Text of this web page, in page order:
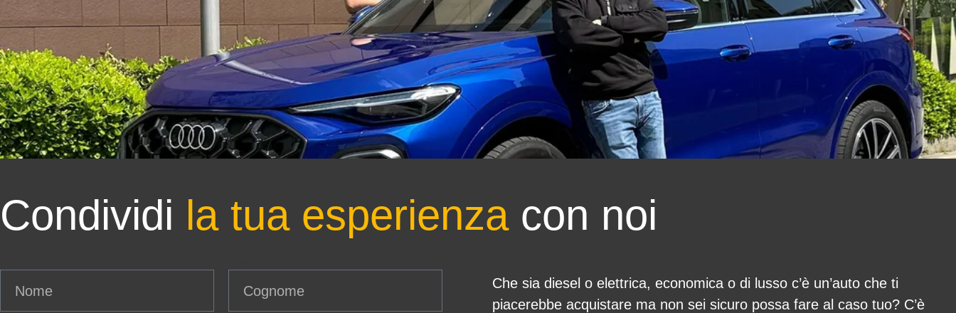
Condividi la tua esperienzacon noi
Che sia diesel o elettrica, economica o di lusso c’è un’auto che ti
piacerebbe acquistare ma non sei sicuro possa fare al caso tuo? C’è